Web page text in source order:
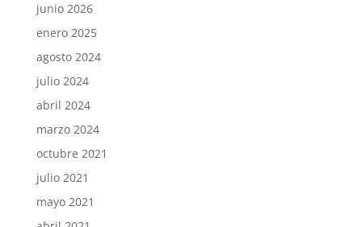
junio 2026
enero 2025
agosto 2024
julio 2024
abril 2024
marzo 2024
octubre 2021
julio 2021
mayo 2021